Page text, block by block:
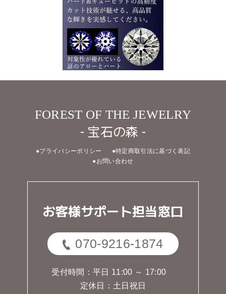
FOREST OF THE JEWELRY
- 宝石の森 -
●プライバシーポリシー
●特定商取引法に基づく表記
●お問い合わせ
お客様サポート担当窓口
070-9216-1874
受付時間：平日 11:00 ～ 17:00
定休日：土日祝日